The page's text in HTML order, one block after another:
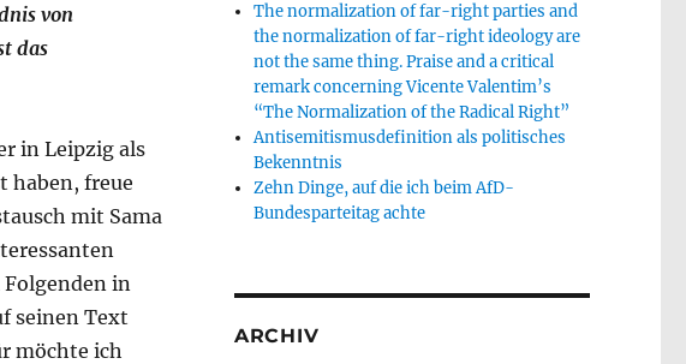
von
das
in Leipzig als
haben, freue
mit Sama
in
seinen Text
möchte ich
The normalization of far-right parties and
the normalization of far-right ideology are
not the same thing. Praise and a critical
remark concerning Vicente Valentim’s
“The Normalization of the Radical Right”
Antisemitismusdefinition als politisches
Bekenntnis
Zehn Dinge, auf die ich beim AfD-
Bundesparteitag achte
ARCHIV